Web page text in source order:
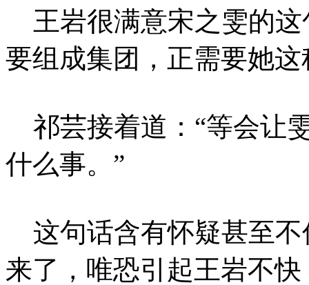
王岩很满意宋之雯的这
要组成集团，正需要她
祁芸接着道：“等会让
什么事。”
这句话含有怀疑甚至不
来了，唯恐引起王岩不